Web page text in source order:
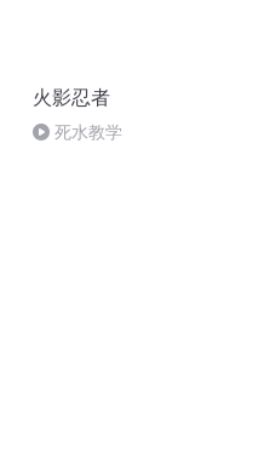
火影忍者
死水教学